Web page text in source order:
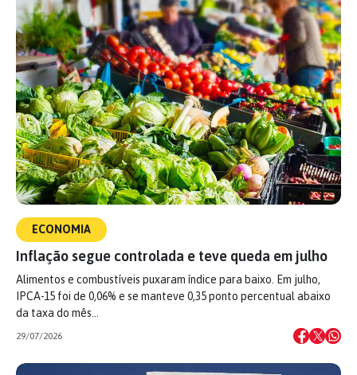
ECONOMIA
Inflação segue controlada e teve queda em julho
Alimentos e combustíveis puxaram índice para baixo. Em julho,
IPCA-15 foi de 0,06% e se manteve 0,35 ponto percentual abaixo
da taxa do mês…
29/07/2026